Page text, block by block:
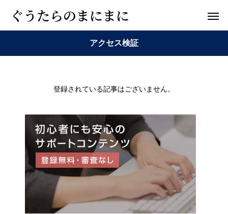
ぐうたらのまにまに
アクセス検証
登録されている記事はございません。